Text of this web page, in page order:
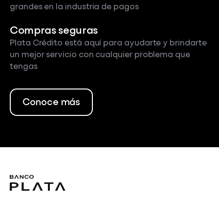
grandes en la industria de pagos
Compras seguras
Plata Crédito está aquí para ayudarte y brindarte
un mejor servicio con cualquier problema que
tengas
Conoce más